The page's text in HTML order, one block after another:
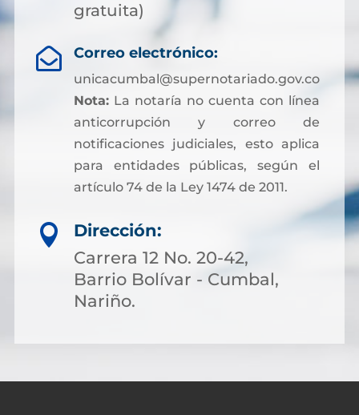
gratuita)
 Correo electrónico:
unicacumbal@supernotariado.gov.co
Nota:La notaría no cuenta con línea
anticorrupción y correo de
notificaciones judiciales, esto aplica
para entidades públicas, según el
artículo 74 de la Ley 1474 de 2011.

Dirección:
Carrera 12 No. 20-42,
Barrio Bolívar - Cumbal,
Nariño.